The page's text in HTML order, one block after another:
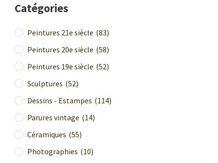
Catégories
Peintures 21e siècle (83)
Peintures 20e siècle (58)
Peintures 19e siècle (52)
Sculptures (52)
Dessins - Estampes (114)
Parures vintage (14)
Céramiques (55)
Photographies (10)